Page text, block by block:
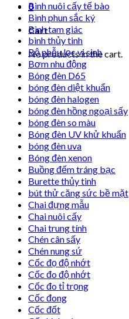
0
Cart
No products in the cart.
Bình nuôi cấy tế bào
Bình phun sắc ký
Bình tam giác
bình thủy tinh
Bộ phễu lọc vi sinh
Bơm nhu động
Bóng đèn D65
bóng đèn diệt khuẩn
bóng đèn halogen
bóng đèn hồng ngoại sấy
bóng đèn so màu
Bóng đèn UV khử khuẩn
bóng đèn uva
Bóng đèn xenon
Buồng đếm tráng bạc
Burette thủy tinh
bút thử căng sức bề mặt
Chai đựng mẫu
Chai nuôi cấy
Chai trung tính
Chén cân sấy
Chén nung sứ
Cốc đọ độ nhớt
Cốc đo độ nhớt
Cốc đo tỉ trọng
Cốc đong
Cốc đốt